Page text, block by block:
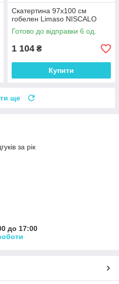
Скатертина 97х100 см
гобелен Limaso NISCALO
Готово до відправки 6 од.
1 104 ₴
Купити
ще
за рік
до 17:00